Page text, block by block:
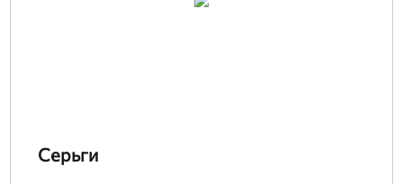
Серьги